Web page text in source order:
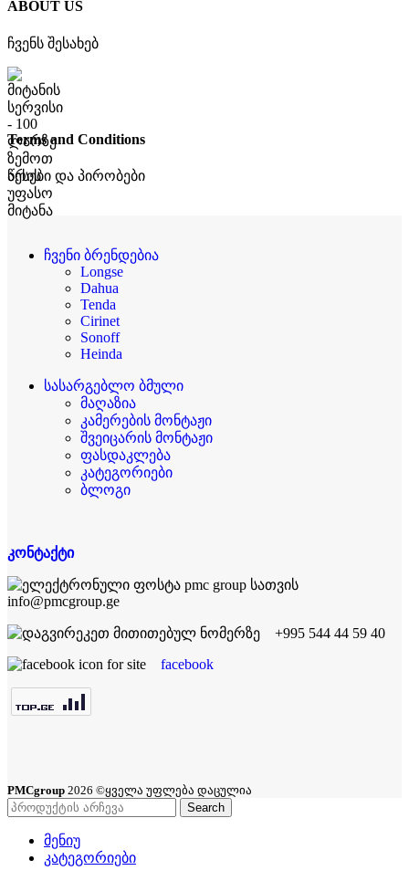
ABOUT US
ჩვენს შესახებ
Terms and Conditions
წესები და პირობები
ჩვენი ბრენდებია
Longse
Dahua
Tenda
Cirinet
Sonoff
Heinda
სასარგებლო ბმული
მაღაზია
კამერების მონტაჟი
შვეიცარის მონტაჟი
ფასდაკლება
კატეგორიები
ბლოგი
კონტაქტი
info@pmcgroup.ge
+995 544 44 59 40
facebook
PMCgroup 2026 ©ყველა უფლება დაცულია
Search
მენიუ
კატეგორიები